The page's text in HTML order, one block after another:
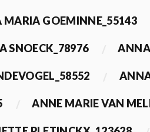
MARIA GOEMINNE_55143
SNOECK_78976
ANNE MARIE VAN